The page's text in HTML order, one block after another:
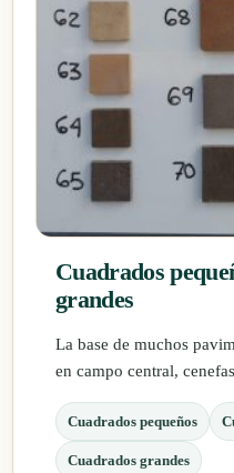
Cuadrados
grandes
La base de muchos
en campo central,
Cuadrados pequeños
Cuadrados grandes